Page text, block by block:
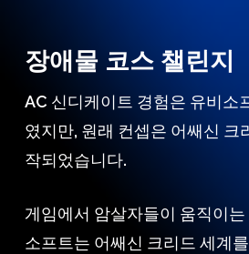
장애물 코스 챌린지
AC 신디케이트 경험은 유비소
였지만, 원래 컨셉은 어쌔신 크
작되었습니다.
게임에서 암살자들이 움직이는
소프트는 어쌔신 크리드 세계